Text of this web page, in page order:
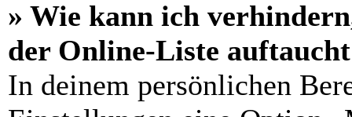
» Wie kann ich
der Online-Liste
In deinem persönlichen